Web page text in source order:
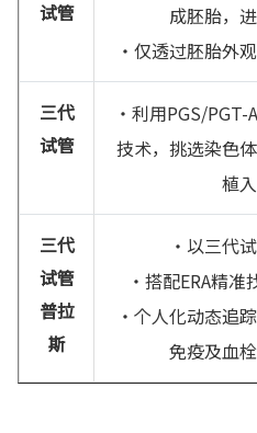
试管
成胚胎，
・仅透过胚胎外
三代
试管
・利用PGS/
技术，挑选染色
植入
三代
试管
普拉
斯
・以三代
・搭配ERA精
・个人化动态追
免疫及血栓